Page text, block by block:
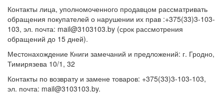
Контакты лица, уполномоченного продавцом рассматривать
обращения покупателей о нарушении их прав :+375(33)3-103-
103, эл. почта: mail@3103103.by (срок рассмотрения
обращений до 15 дней).
Местонахождение Книги замечаний и предложений: г. Гродно,
Тимирязева 10/1, 32
Контакты по возврату и замене товаров: +375(33)3-103-103,
эл. почта: mail@3103103.by.